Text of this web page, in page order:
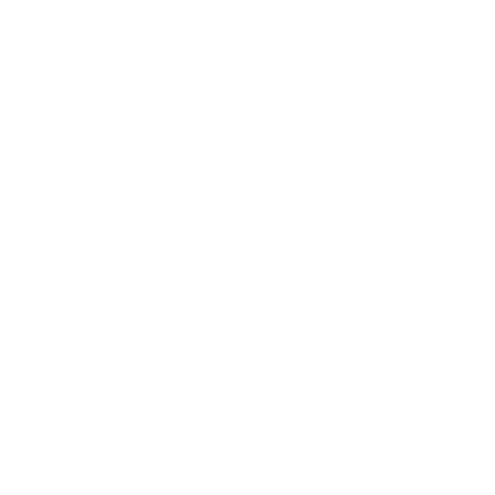
Trilateral
Elétrica para Alugar
Elétrica Toyota